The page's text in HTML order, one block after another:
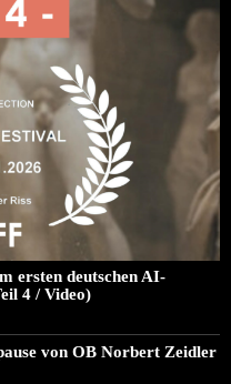
ersten deutschen AI-
4 / Video)
von OB Norbert Zeidler